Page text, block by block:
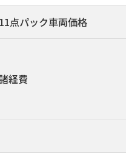
点パック車両価格
経費